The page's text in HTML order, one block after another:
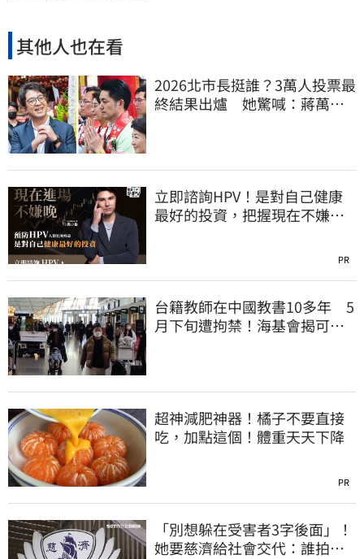
其他人也在看
2026北市長挺誰？3萬人投票最
終結果出爐 她驚喊：蔣萬安
立即諮詢HPV！是對自己健康
最好的投資，把握現在不嫌
PR
台籍教師在中國教書10多年 5
月下旬遭拘禁！海基會揭可能
超神減肥神器！橘子不要直接
吃，加點這個！體重天天下降
PR
「別想躲在受害者3字後面」！
她要慈濟給社會交代：誰拍板